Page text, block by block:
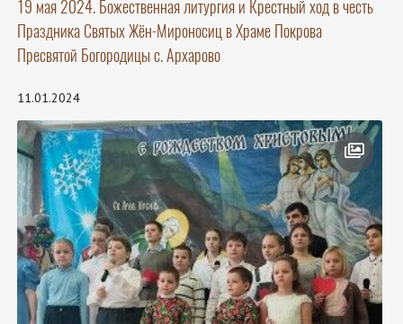
19 мая 2024. Божественная литургия и Крестный ход в честь
Праздника Святых Жён-Мироносиц в Храме Покрова
Пресвятой Богородицы с. Архарово
11.01.2024